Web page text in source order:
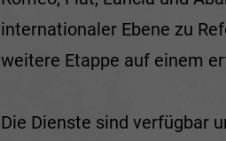
internationaler Ebene zu
weitere Etappe auf einem
Die Dienste sind verfügbar